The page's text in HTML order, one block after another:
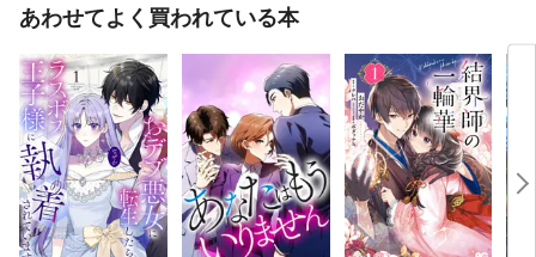
あわせてよく買われている本